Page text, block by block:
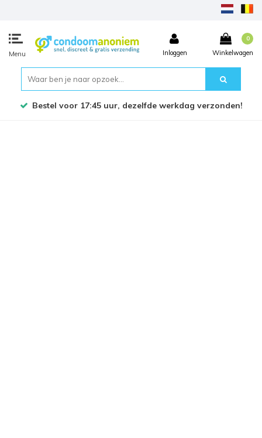
Menu Inloggen
0
Winkelwagen
Bestel voor 17:45 uur, dezelfde werkdag verzonden!